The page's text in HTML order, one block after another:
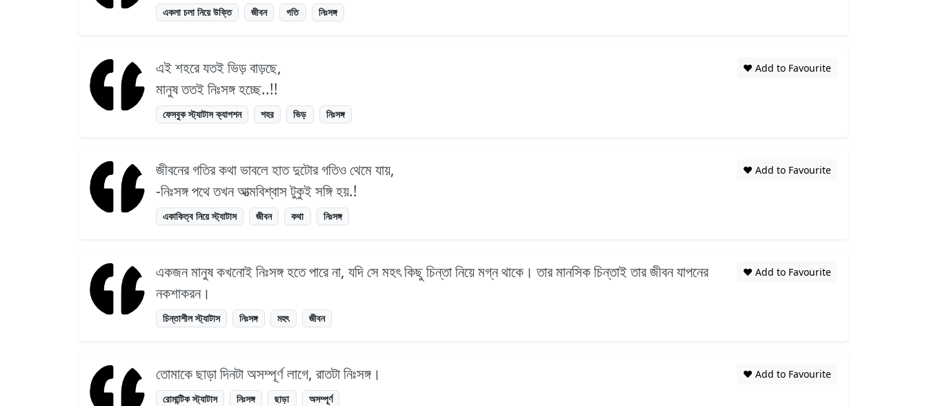
একলা চলা নিয়ে উক্তি জীবন গতি নিঃসঙ্গ
এই শহরে যতই ভিড় বাড়ছে,
মানুষ ততই নিঃসঙ্গ হচ্ছে..!!
ফেসবুক স্ট্যাটাস ক্যাপশন শহর ভিড় নিঃসঙ্গ
❤️ Add to Favourite
জীবনের গতির কথা ভাবলে হাত দুটোর গতিও থেমে যায়,
-নিঃসঙ্গ পথে তখন আত্মবিশ্বাস টুকুই সঙ্গি হয়.!
একাকিত্ব নিয়ে স্ট্যাটাস জীবন কথা নিঃসঙ্গ
❤️ Add to Favourite
একজন মানুষ কখনোই নিঃসঙ্গ হতে পারে না, যদি সে মহৎ কিছু চিন্তা নিয়ে মগ্ন থাকে। তার মানসিক চিন্তাই তার জীবন যাপনের
নকশাকরন।
চিন্তাশীল স্ট্যাটাস নিঃসঙ্গ মহৎ জীবন
❤️ Add to Favourite
তোমাকে ছাড়া দিনটা অসম্পূর্ণ লাগে, রাতটা নিঃসঙ্গ।
রোমান্টিক স্ট্যাটাস নিঃসঙ্গ ছাড়া অসম্পূর্ণ
❤️ Add to Favourite